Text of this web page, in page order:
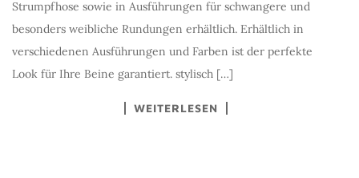
Strumpfhose sowie in Ausführungen für schwangere und
besonders weibliche Rundungen erhältlich. Erhältlich in
verschiedenen Ausführungen und Farben ist der perfekte
Look für Ihre Beine garantiert. stylisch […]
WEITERLESEN